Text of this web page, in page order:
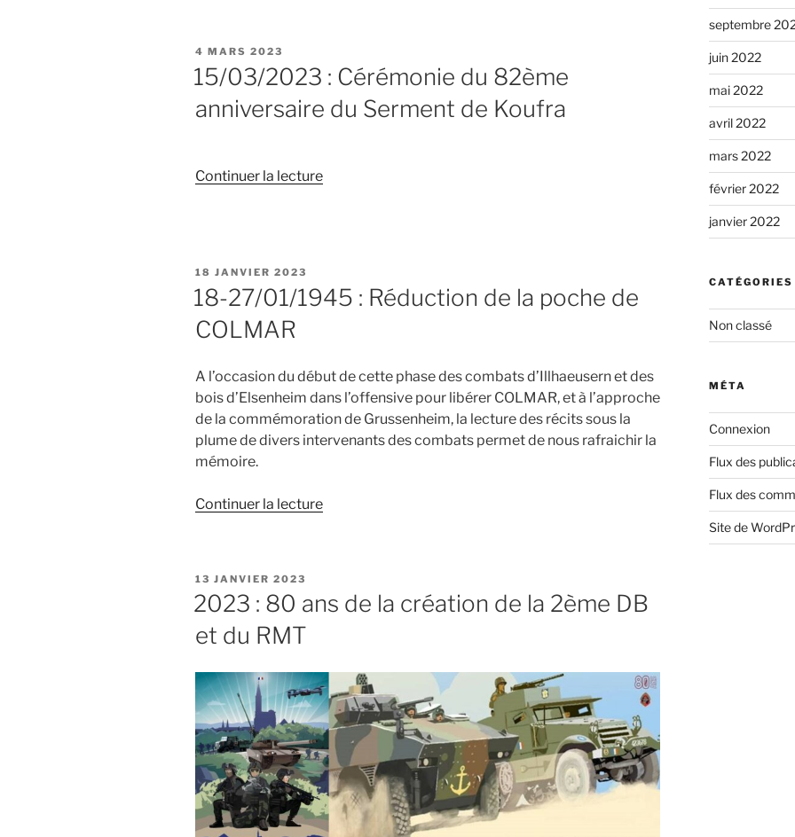
repas
de
PUBLIÉ
LE
4 MARS 2023
15/03/2023 : Cérémonie du 82ème
anniversaire du Serment de Koufra
Continuer la lecturede
anniversaire
de
Koufra »
PUBLIÉ
LE
18 JANVIER 2023
18-27/01/1945 : Réduction de la poche de
COLMAR
A l’occasion du début de cette phase des combats d’Illhaeusern et des
bois d’Elsenheim dans l’offensive pour libérer COLMAR, et à l’approche
de la commémoration de Grussenheim, la lecture des récits sous la
plume de divers intervenants des combats permet de nous rafraichir la
mémoire.
Continuer la lecturede
de
de
COLMAR »
PUBLIÉ
LE
13 JANVIER 2023
2023 : 80 ans de la création de la 2ème DB
et du RMT
septembre
juin 2022
mai 2022
avril 2022
mars 2022
février 2022
janvier 2022
CATÉGORIES
Non classé
MÉTA
Connexion
Flux des
Flux des
Site de